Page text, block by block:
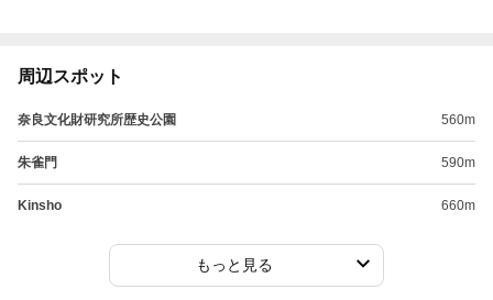
周辺スポット
奈良文化財研究所歴史公園 560m
朱雀門 590m
Kinsho 660m
もっと見る